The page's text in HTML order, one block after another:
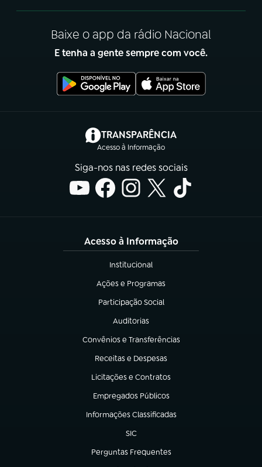
Baixe o app da rádio Nacional
E tenha a gente sempre com você.
TRANSPARÊNCIA
Acesso à Informação
(abre em nova aba)
Siga-nos nas redes sociais
Acesso à Informação
Institucional
(abre em nova aba)
Ações e Programas
(abre em nova aba)
Participação Social
(abre em nova aba)
Auditorias
(abre em nova aba)
Convênios e Transferências
(abre em nova aba)
Receitas e Despesas
(abre em nova aba)
Licitações e Contratos
(abre em nova aba)
Empregados Públicos
(abre em nova aba)
Informações Classificadas
(abre em nova aba)
SIC
(abre em nova aba)
Perguntas Frequentes
(abre em nova aba)